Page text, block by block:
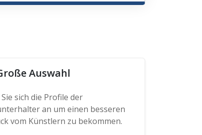
Auswahl
sich die Profile der
an um einen besseren
vom Künstlern zu bekommen.